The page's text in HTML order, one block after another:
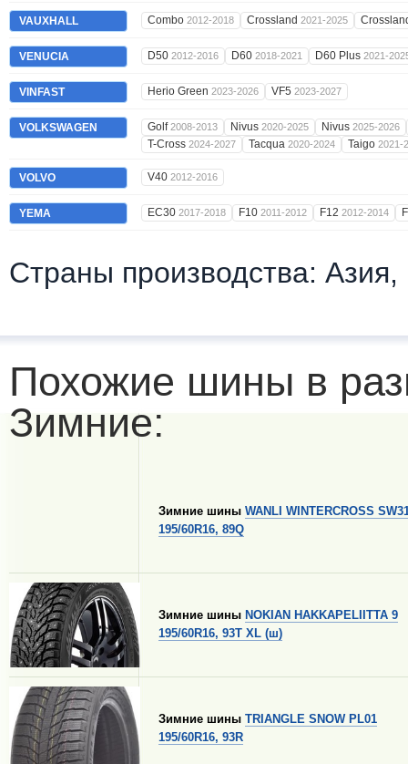
VAUXHALL Combo 2012-2018 Crossland 2021-2025
VENUCIA D50 2012-2016 D60 2018-2021 D60 Plus 2021-
VINFAST Herio Green 2023-2026 VF5 2023-2027
VOLKSWAGEN Golf2008-2013 Nivus 2020-2025 Nivus 2025-2026
T-Cross 2024-2027 Tacqua 2020-2024 Taigo 2021-
VOLVO V40 2012-2016
YEMA EC30 2017-2018 F10 2011-2012 F12 2012-2014
Страны производства: Азия,
Похожие шины в
Зимние:
Зимние шины WANLI WINTERCROSS
195/60R16, 89Q
Зимние шины NOKIAN HAKKAPELIITTA 9
195/60R16, 93T XL (ш)
Зимние шины TRIANGLE SNOW PL01
195/60R16, 93R